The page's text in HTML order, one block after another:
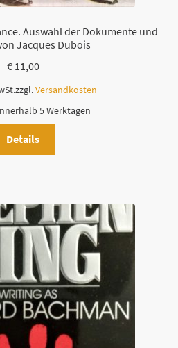
Auswahl der Dokumente und
Jacques Dubois
€11,00
zzgl.Versandkosten
5 Werktagen
Details